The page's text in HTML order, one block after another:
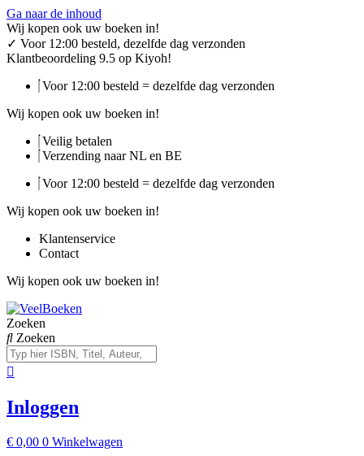
Ga naar de inhoud
Wij kopen ook uw boeken in!
✓ Voor 12:00 besteld, dezelfde dag verzonden
Klantbeoordeling 9.5 op Kiyoh!
Voor 12:00 besteld = dezelfde dag verzonden
Wij kopen ook uw boeken in!
Veilig betalen
Verzending naar NL en BE
Voor 12:00 besteld = dezelfde dag verzonden
Wij kopen ook uw boeken in!
Klantenservice
Contact
Wij kopen ook uw boeken in!
Zoeken
Zoeken
Inloggen
€ 0,00 0 Winkelwagen